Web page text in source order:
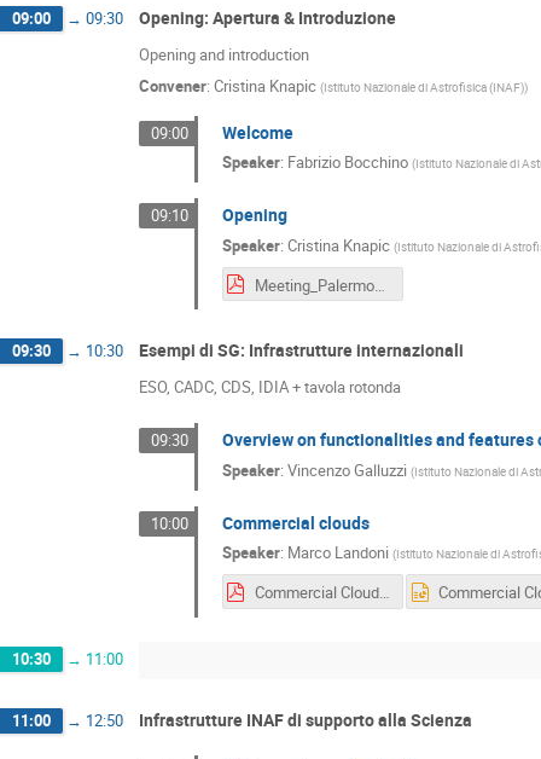
09:00 → 09:30 Opening: Apertura & Introduzione
Opening and introduction
Convener: Cristina Knapic (Istituto Nazionale di Astrofisica (INAF))
09:00 Welcome
Speaker: Fabrizio Bocchino (Istituto Nazionale di
09:10 Opening
Speaker: Cristina Knapic (Istituto Nazionale di
Meeting_Palermo_CK20220524.pdf
09:30 → 10:30 Esempi di SG: Infrastrutture internazionali
ESO, CADC, CDS, IDIA + tavola rotonda
09:30 Overview on functionalities and
Speaker: Vincenzo Galluzzi (Istituto Nazionale di
10:00 Commercial clouds
Speaker: Marco Landoni (Istituto Nazionale di
Commercial Clouds IA2 Palermo-okok.pdf
10:30 → 11:00
11:00 → 12:50 Infrastrutture INAF di supporto alla Scienza